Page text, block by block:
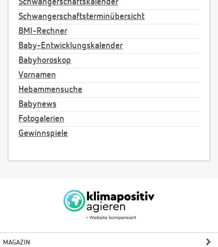
Schwangerschaftskalender
Schwangerschaftsterminübersicht
BMI-Rechner
Baby-Entwicklungskalender
Babyhoroskop
Vornamen
Hebammensuche
Babynews
Fotogalerien
Gewinnspiele
MAGAZIN